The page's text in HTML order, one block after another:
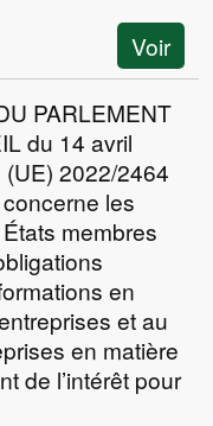
Voir
PARLEMENT
du 14 avril
2022/2464
les
membres
en
et au
en matière
de l’intérêt pour